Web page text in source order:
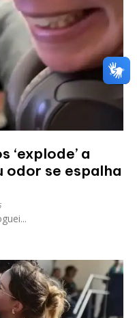
‘explode’ a
odor se espalha